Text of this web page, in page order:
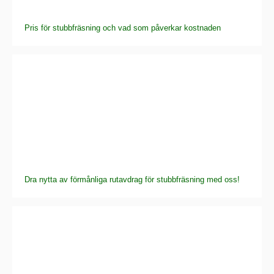
Pris för stubbfräsning och vad som påverkar kostnaden
Dra nytta av förmånliga rutavdrag för stubbfräsning med oss!